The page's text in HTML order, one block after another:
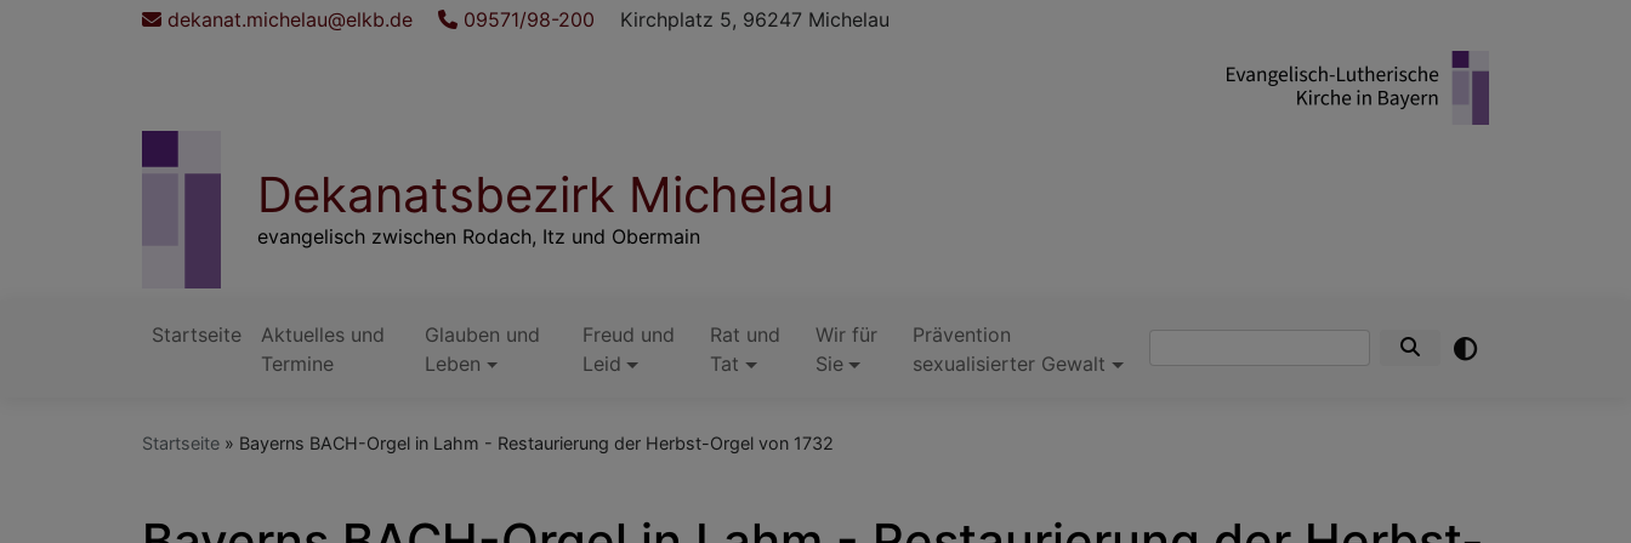
dekanat.michelau@elkb.de 09571/98-200 Kirchplatz 5, 96247 Michelau
Dekanatsbezirk Michelau
evangelisch zwischen Rodach, Itz und Obermain
Hauptnavigation
Startseite
Aktuelles und
Termine
Glauben und
Leben
Freud und
Leid
Rat und
Tat
Wir für
Sie
Prävention
sexualisierter Gewalt
Startseite Bayerns BACH-Orgel in Lahm - Restaurierung der Herbst-Orgel von 1732